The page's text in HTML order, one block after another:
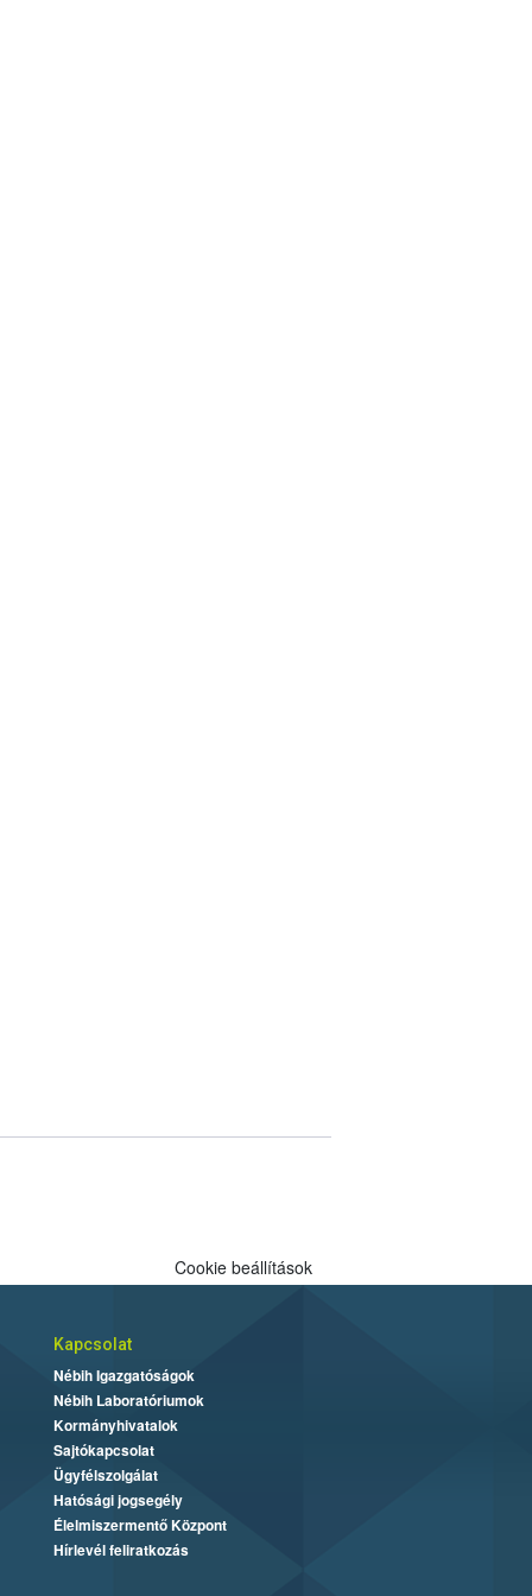
Cookie beállítások
Kapcsolat
Nébih Igazgatóságok
Nébih Laboratóriumok
Kormányhivatalok
Sajtókapcsolat
Ügyfélszolgálat
Hatósági jogsegély
Élelmiszermentő Központ
Hírlevél feliratkozás